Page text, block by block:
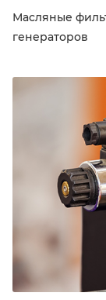
Масляные
генераторов